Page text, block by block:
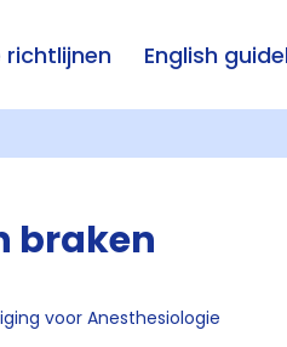
richtlijnen English
braken
voor Anesthesiologie